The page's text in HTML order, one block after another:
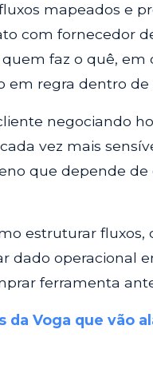
mapeados e
com fornecedor
faz o quê,
em regra dentro
negociando
vez mais
que depende
estruturar fluxos,
dado operacional
ferramenta
Voga que vão